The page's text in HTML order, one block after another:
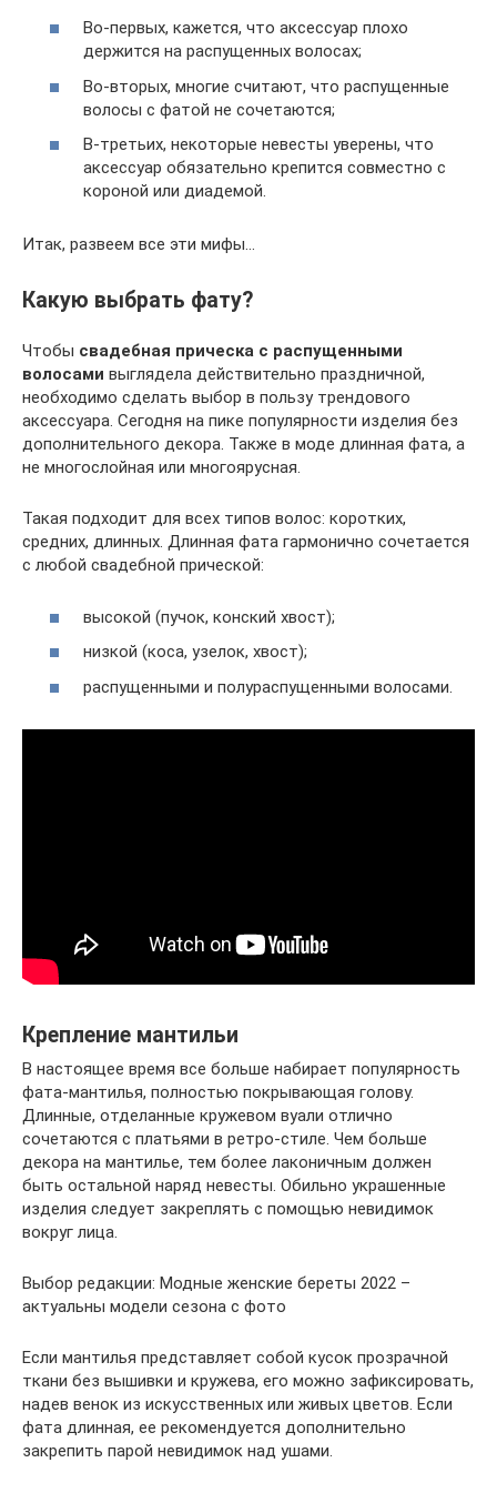
Во-первых, кажется, что аксессуар плохо
держится на распущенных волосах;
Во-вторых, многие считают, что распущенные
волосы с фатой не сочетаются;
В-третьих, некоторые невесты уверены, что
аксессуар обязательно крепится совместно с
короной или диадемой.
Итак, развеем все эти мифы…
Какую выбрать фату?
Чтобы свадебная прическа с распущенными
волосами выглядела действительно праздничной,
необходимо сделать выбор в пользу трендового
аксессуара. Сегодня на пике популярности изделия без
дополнительного декора. Также в моде длинная фата, а
не многослойная или многоярусная.
Такая подходит для всех типов волос: коротких,
средних, длинных. Длинная фата гармонично сочетается
с любой свадебной прической:
высокой (пучок, конский хвост);
низкой (коса, узелок, хвост);
распущенными и полураспущенными волосами.
Крепление мантильи
В настоящее время все больше набирает популярность
фата-мантилья, полностью покрывающая голову.
Длинные, отделанные кружевом вуали отлично
сочетаются с платьями в ретро-стиле. Чем больше
декора на мантилье, тем более лаконичным должен
быть остальной наряд невесты. Обильно украшенные
изделия следует закреплять с помощью невидимок
вокруг лица.
Выбор редакции: Модные женские береты 2022 –
актуальны модели сезона с фото
Если мантилья представляет собой кусок прозрачной
ткани без вышивки и кружева, его можно зафиксировать,
надев венок из искусственных или живых цветов. Если
фата длинная, ее рекомендуется дополнительно
закрепить парой невидимок над ушами.